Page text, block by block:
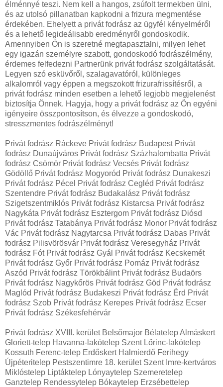
élménnyé teszi. Nem kell a hangos, zsúfolt termekben ülni,
és az utolsó pillanatban kapkodni a frizura megmentése
érdekében. Ehelyett a privát fodrász az ügyfél kényelméről
és a lehető legideálisabb eredményről gondoskodik.
Amennyiben Ön is szeretné megtapasztalni, milyen lehet
egy igazán személyre szabott, gondoskodó fodrászélmény,
érdemes felfedezni Partnerünk privát fodrász szolgáltatását.
Legyen szó esküvőről, szalagavatóról, különleges
alkalomról vagy éppen a megszokott frizurafrissítésről, a
privát fodrász minden esetben a lehető legjobb megjelenést
biztosítja Önnek. Hagyja, hogy a privát fodrász az Ön egyéni
igényeire összpontosítson, és élvezze a gondoskodó,
stresszmentes fodrászélményt!
Privát fodrász Ráckeve Privát fodrász Budapest Privát
fodrász Dunaújváros Privát fodrász Százhalombatta Privát
fodrász Csömör Privát fodrász Vecsés Privát fodrász
Gödöllő Privát fodrász Mogyoród Privát fodrász Dunakeszi
Privát fodrász Pécel Privát fodrász Cegléd Privát fodrász
Szentendre Privát fodrász Budakalász Privát fodrász
Szigetszentmiklós Privát fodrász Kistarcsa Privát fodrász
Nagykáta Privát fodrász Esztergom Privát fodrász Diósd
Privát fodrász Tatabánya Privát fodrász Monor Privát fodrász
Vác Privát fodrász Nagytarcsa Privát fodrász Dabas Privát
fodrász Pilisvörösvár Privát fodrász Veresegyház Privát
fodrász Fót Privát fodrász Gyál Privát fodrász Kecskemét
Privát fodrász Győr Privát fodrász Pomáz Privát fodrász
Aszód Privát fodrász Törökbálint Privát fodrász Budaörs
Privát fodrász Nagykőrös Privát fodrász Göd Privát fodrász
Maglód Privát fodrász Budakeszi Privát fodrász Érd Privát
fodrász Szob Privát fodrász Kerepes Privát fodrász Ecser
Privát fodrász Székesfehérvár
Privát fodrász XVIII. kerület Belsőmajor Bélatelep Almáskert
Gloriett-telep Havanna-lakótelep Szent Lőrinc-lakótelep
Kossuth Ferenc-telep Erdőskert Halmierdő Ferihegy
Újpéteritelep Pestszentimre 18. kerület Szent Imre-kertváros
Miklóstelep Liptáktelep Lónyaytelep Szemeretelep
Ganztelep Rendessytelep Bókaytelep Erzsébettelep